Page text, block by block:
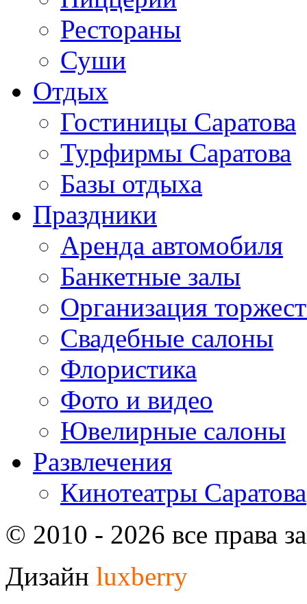
Рестораны
Суши
Отдых
Гостиницы Саратова
Турфирмы Саратова
Базы отдыха
Праздники
Аренда автомобиля
Банкетные залы
Организация
Свадебные салоны
Флористика
Фото и видео
Ювелирные салоны
Развлечения
Кинотеатры Саратова
© 2010 - 2026 все права
Дизайн luxberry